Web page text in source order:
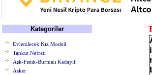
Kategoriler
Evlenilecek Kız Modeli
Tankut Nefreti
Aşk-Fıstık-Burmalı Kadayıf
Asker